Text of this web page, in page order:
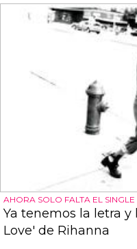
AHORA SOLO FALTA EL SINGLE
Ya tenemos la letra
Love' de Rihanna